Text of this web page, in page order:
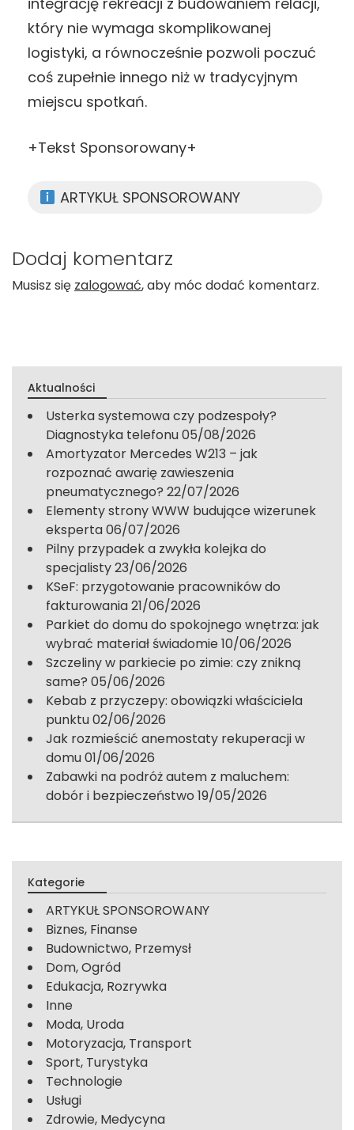
który nie wymaga skomplikowanej
logistyki, a równocześnie pozwoli poczuć
coś zupełnie innego niż w tradycyjnym
miejscu spotkań.
+Tekst Sponsorowany+
ARTYKUŁ SPONSOROWANY
Dodaj komentarz
Musisz się zalogować, aby móc dodać komentarz.
Aktualności
Usterka systemowa czy podzespoły?
Diagnostyka telefonu05/08/2026
Amortyzator Mercedes W213 – jak
rozpoznać awarię zawieszenia
pneumatycznego? 22/07/2026
Elementy strony WWW budujące wizerunek
eksperta06/07/2026
Pilny przypadek a zwykła kolejka do
specjalisty23/06/2026
KSeF: przygotowanie pracowników do
fakturowania21/06/2026
Parkiet do domu do spokojnego wnętrza: jak
wybrać materiał świadomie 10/06/2026
Szczeliny w parkiecie po zimie: czy znikną
same? 05/06/2026
Kebab z przyczepy: obowiązki właściciela
punktu02/06/2026
Jak rozmieścić anemostaty rekuperacji w
domu01/06/2026
Zabawki na podróż autem z maluchem:
dobór i bezpieczeństwo 19/05/2026
Kategorie
ARTYKUŁ SPONSOROWANY
Biznes, Finanse
Budownictwo, Przemysł
Dom, Ogród
Edukacja, Rozrywka
Inne
Moda, Uroda
Motoryzacja, Transport
Sport, Turystyka
Technologie
Usługi
Zdrowie, Medycyna